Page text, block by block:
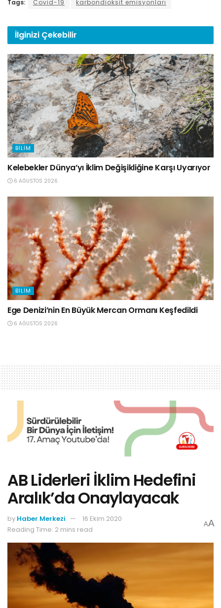
Tags: Covid-19 karbondioksit emisyonları
İlginizi Çekebilir
BILIM
Kelebekler Dünya’yı İklim Değişikliğine Karşı Uyarıyor
6 AĞUSTOS 2026
BILIM
Ege Denizi’nin En Büyük Mercan Ormanı Keşfedildi
6 AĞUSTOS 2026
AB Liderleri İklim Hedefini
Aralık’da Onaylayacak
by Haber Merkezi
16 Ekim 2020
Reading Time: 2 mins read
AA